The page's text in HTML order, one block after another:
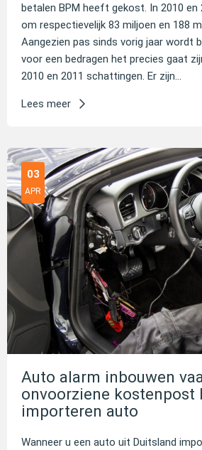
betalen BPM heeft gekost. In 2010 en
om respectievelijk 83 miljoen en 188
Aangezien pas sinds vorig jaar wordt
voor een bedragen het precies gaat
2010 en 2011 schattingen. Er zijn...
Lees meer
03
APR
Auto alarm inbouwen
onvoorziene kostenpost
importeren auto
Wanneer u een auto uit Duitsland